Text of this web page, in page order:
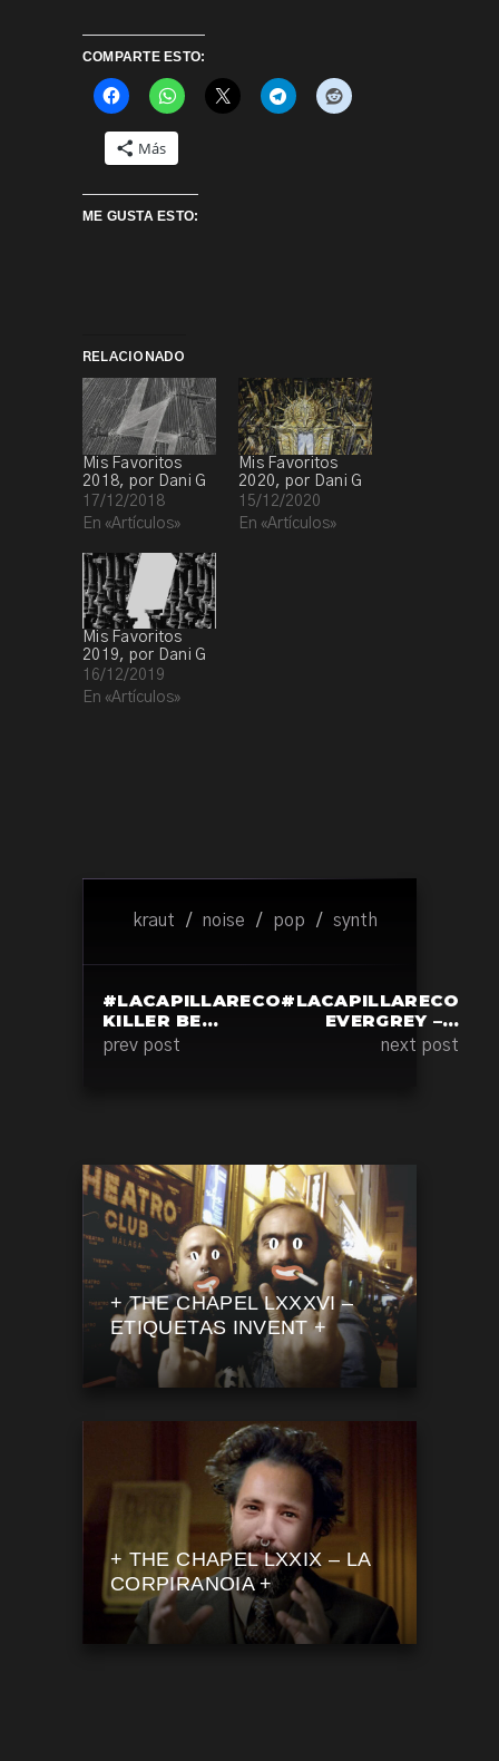
COMPARTE ESTO:
Más
ME GUSTA ESTO:
RELACIONADO
Mis Favoritos
2018, por Dani G
17/12/2018
En «Artículos»
Mis Favoritos
2020, por Dani G
15/12/2020
En «Artículos»
Mis Favoritos
2019, por Dani G
16/12/2019
En «Artículos»
kraut / noise / pop / synth
#LACAPILLARECO
KILLER BE…
prev post
#LACAPILLARECO
EVERGREY –…
next post
+ THE CHAPEL LXXXVI –
ETIQUETAS INVENT +
+ THE CHAPEL LXXIX – LA
CORPIRANOIA +